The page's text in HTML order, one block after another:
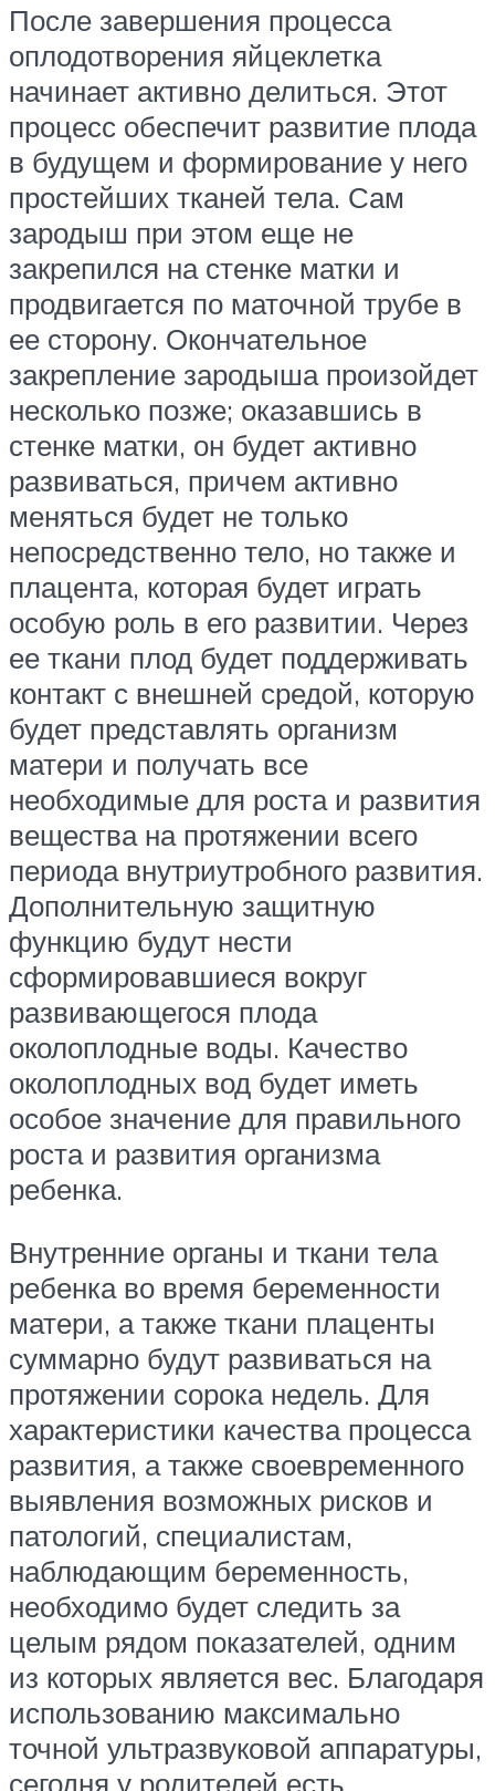
После завершения процесса
оплодотворения яйцеклетка
начинает активно делиться. Этот
процесс обеспечит развитие плода
в будущем и формирование у него
простейших тканей тела. Сам
зародыш при этом еще не
закрепился на стенке матки и
продвигается по маточной трубе в
ее сторону. Окончательное
закрепление зародыша произойдет
несколько позже; оказавшись в
стенке матки, он будет активно
развиваться, причем активно
меняться будет не только
непосредственно тело, но также и
плацента, которая будет играть
особую роль в его развитии. Через
ее ткани плод будет поддерживать
контакт с внешней средой, которую
будет представлять организм
матери и получать все
необходимые для роста и развития
вещества на протяжении всего
периода внутриутробного развития.
Дополнительную защитную
функцию будут нести
сформировавшиеся вокруг
развивающегося плода
околоплодные воды. Качество
околоплодных вод будет иметь
особое значение для правильного
роста и развития организма
ребенка.
Внутренние органы и ткани тела
ребенка во время беременности
матери, а также ткани плаценты
суммарно будут развиваться на
протяжении сорока недель. Для
характеристики качества процесса
развития, а также своевременного
выявления возможных рисков и
патологий, специалистам,
наблюдающим беременность,
необходимо будет следить за
целым рядом показателей, одним
из которых является вес. Благодаря
использованию максимально
точной ультразвуковой аппаратуры,
сегодня у родителей есть